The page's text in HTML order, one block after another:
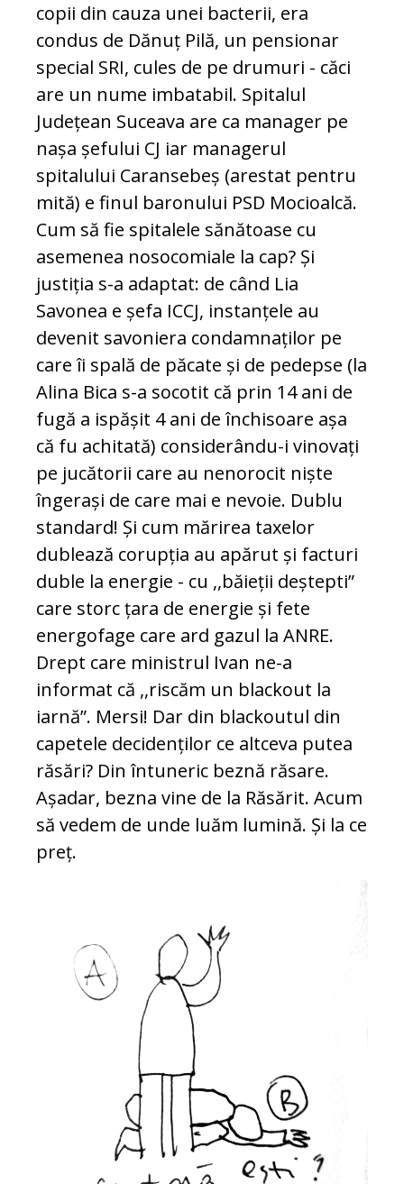
copii din cauza unei bacterii, era
condus de Dănuț Pilă, un pensionar
special SRI, cules de pe drumuri - căci
are un nume imbatabil. Spitalul
Județean Suceava are ca manager pe
nașa șefului CJ iar managerul
spitalului Caransebeș (arestat pentru
mită) e finul baronului PSD Mocioalcă.
Cum să fie spitalele sănătoase cu
asemenea nosocomiale la cap? Și
justiția s-a adaptat: de când Lia
Savonea e șefa ICCJ, instanțele au
devenit savoniera condamnaților pe
care îi spală de păcate și de pedepse (la
Alina Bica s-a socotit că prin 14 ani de
fugă a ispășit 4 ani de închisoare așa
că fu achitată) considerându-i vinovați
pe jucătorii care au nenorocit niște
îngerași de care mai e nevoie. Dublu
standard! Și cum mărirea taxelor
dublează corupția au apărut și facturi
duble la energie - cu ,,băieții deștepti”
care storc țara de energie și fete
energofage care ard gazul la ANRE.
Drept care ministrul Ivan ne-a
informat că ,,riscăm un blackout la
iarnă”. Mersi! Dar din blackoutul din
capetele decidenților ce altceva putea
răsări? Din întuneric beznă răsare.
Așadar, bezna vine de la Răsărit. Acum
să vedem de unde luăm lumină. Și la ce
preț.